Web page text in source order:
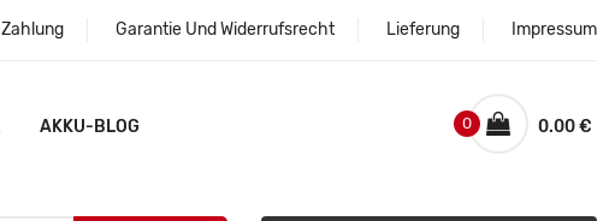
Zahlung Garantie Und Widerrufsrecht Lieferung Impressum
AKKU-BLOG 0.00 €
0